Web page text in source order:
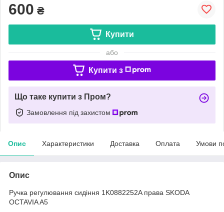
600 ₴
Купити
або
Купити з
Що таке купити з Пром?
Замовлення під захистом
Опис Характеристики Доставка Оплата Умови
Опис
Ручка регулювання сидіння 1K0882252A права SKODA
OCTAVIA A5